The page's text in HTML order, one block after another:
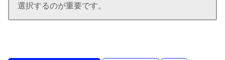
選択するのが重要です。